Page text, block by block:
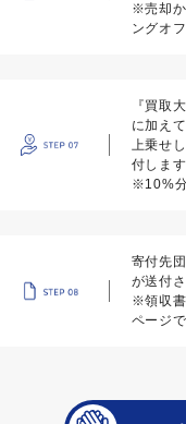
※売却
ングオ
『買取
に加え
上乗せ
付します
※10%
寄付先
が送付
※領収
ページ